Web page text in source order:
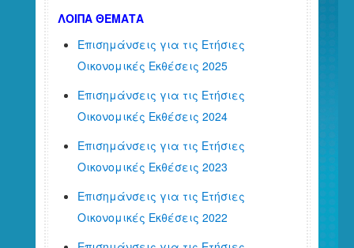
ΛΟΙΠΑ ΘΕΜΑΤΑ
Επισημάνσεις για τις Ετήσιες
Οικονομικές Εκθέσεις 2025
Επισημάνσεις για τις Ετήσιες
Οικονομικές Εκθέσεις 2024
Επισημάνσεις για τις Ετήσιες
Οικονομικές Εκθέσεις 2023
Επισημάνσεις για τις Ετήσιες
Οικονομικές Εκθέσεις 2022